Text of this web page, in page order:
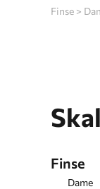
Finse
Finse
Dame